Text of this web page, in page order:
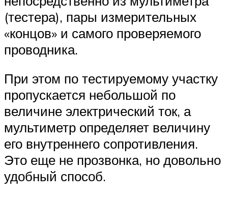
(тестера), пары измерительных
«концов» и самого проверяемого
проводника.
При этом по тестируемому участку
пропускается небольшой по
величине электрический ток, а
мультиметр определяет величину
его внутреннего сопротивления.
Это еще не прозвонка, но довольно
удобный способ.